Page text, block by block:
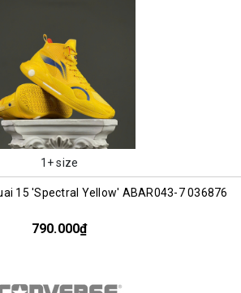
1+ size
15 'Spectral Yellow' ABAR043-7 036876
790.000₫